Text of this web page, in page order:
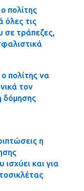
πολίτης
όλες τις
σε τράπεζες,
πολίτης να
τον
δόμησης
η
ισχύει και για